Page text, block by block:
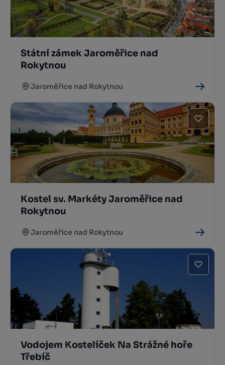
Státní zámek Jaroměřice nad
Rokytnou
Jaroměřice nad Rokytnou
Kostel sv. Markéty Jaroměřice nad
Rokytnou
Jaroměřice nad Rokytnou
Vodojem Kostelíček Na Strážné hoře
Třebíč